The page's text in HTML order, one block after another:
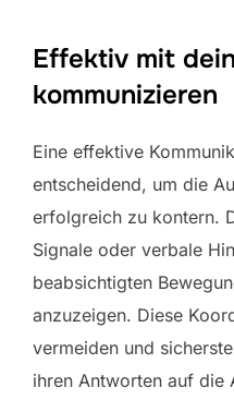
Effektiv mit
kommunizieren
Eine effektive
entscheidend, um die
erfolgreich zu kontern.
Signale oder verbale
beabsichtigten
anzuzeigen. Diese
vermeiden und
ihren Antworten auf die